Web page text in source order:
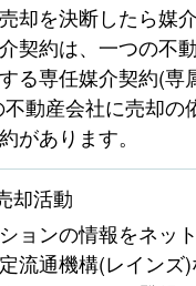
却を決断したら媒
契約は、一つの不
る専任媒介契約(専
動産会社に売却の
があります。
却活動
ョンの情報をネッ
流通機構(レインズ